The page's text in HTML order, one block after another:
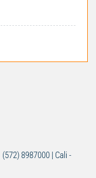
8987000 | Cali -